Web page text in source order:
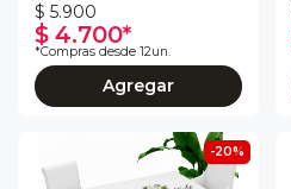
$ 5.900
$ 4.700*
*Compras desde 12un.
Agregar
-20%